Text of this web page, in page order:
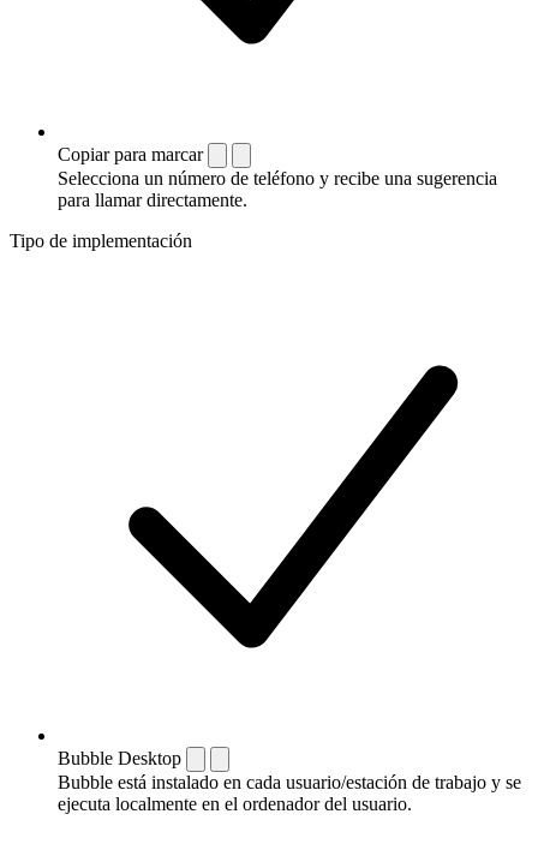
Copiar para marcar
Selecciona un número de teléfono y recibe una sugerencia
para llamar directamente.
Tipo de implementación
Bubble Desktop
Bubble está instalado en cada usuario/estación de trabajo y se
ejecuta localmente en el ordenador del usuario.